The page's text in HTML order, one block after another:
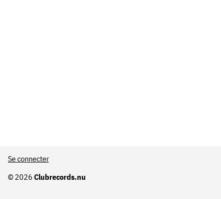
© 2026 Clubrecords.nu
Se connecter